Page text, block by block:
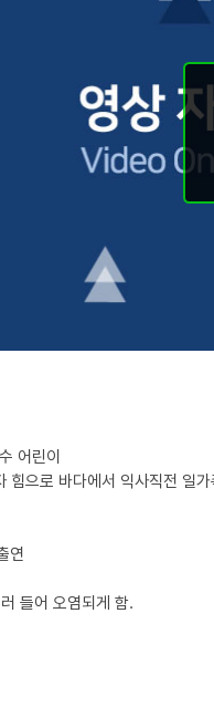
어린이
힘으로 바다에서 익사직전 일
연
들어 오염되게 함.